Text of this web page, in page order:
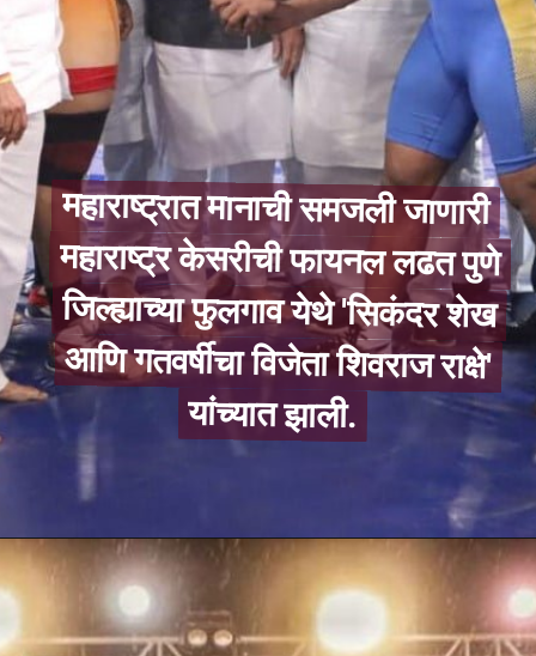
महाराष्ट्रात मानाची समजली जाणारी
महाराष्ट्र केसरीची फायनल लढत पुणे
जिल्ह्याच्या फुलगाव येथे 'सिकंदर शेख
आणि गतवर्षीचा विजेता शिवराज राक्षे'
यांच्यात झाली.
महाराष्ट्रात मानाची समजली जाणारी
महाराष्ट्र केसरीची फायनल लढत पुणे
जिल्ह्याच्या फुलगाव येथे 'सिकंदर शेख
आणि गतवर्षीचा विजेता शिवराज राक्षे'
यांच्यात झाली.